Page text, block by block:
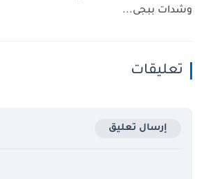
وشدات ببجى...
تعليقات
إرسال تعليق